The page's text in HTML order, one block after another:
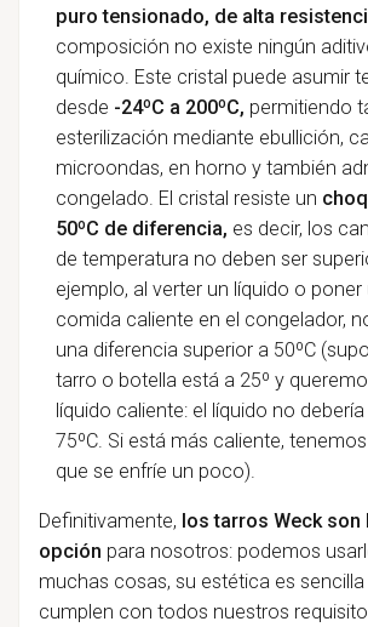
puro tensionado, de alta
composición no existe ningún
químico. Este cristal puede asumir
desde -24ºC a 200ºC, permitiendo
esterilización mediante ebullición,
microondas, en horno y también
congelado. El cristal resiste un
50ºC de diferencia, es decir, los
de temperatura no deben ser
ejemplo, al verter un líquido o
comida caliente en el congelador,
una diferencia superior a 50ºC
tarro o botella está a 25º y
líquido caliente: el líquido no
75ºC. Si está más caliente,
que se enfríe un poco).
Definitivamente, los tarros Weck son
opción para nosotros: podemos
muchas cosas, su estética es
cumplen con todos nuestros